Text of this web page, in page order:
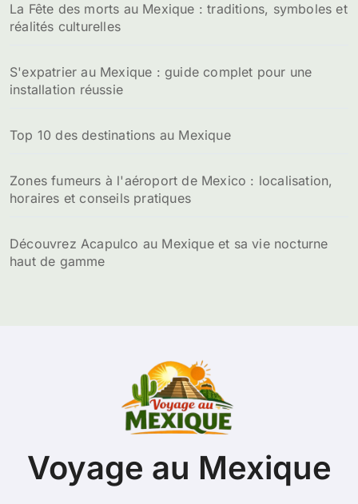
La Fête des morts au Mexique : traditions, symboles et
réalités culturelles
S'expatrier au Mexique : guide complet pour une
installation réussie
Top 10 des destinations au Mexique
Zones fumeurs à l'aéroport de Mexico : localisation,
horaires et conseils pratiques
Découvrez Acapulco au Mexique et sa vie nocturne
haut de gamme
Voyage au Mexique